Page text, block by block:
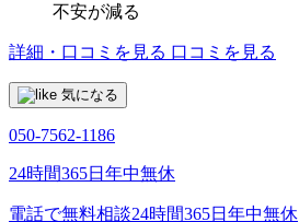
不安が減る
詳細・口コミを見る 口コミを見る
気になる
050-7562-1186
24時間365日年中無休
電話で無料相談24時間365日年中無休